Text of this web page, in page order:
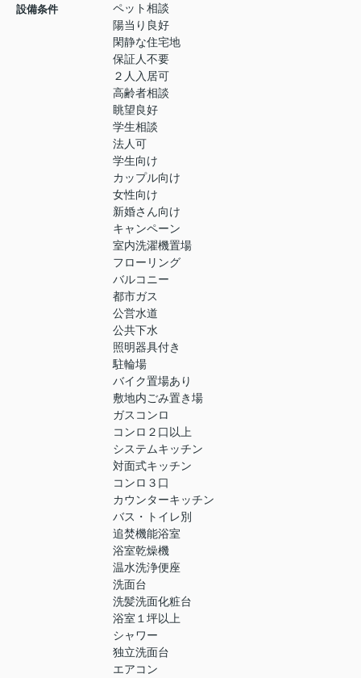
設備条件
ペット相談
陽当り良好
閑静な住宅地
保証人不要
２人入居可
高齢者相談
眺望良好
学生相談
法人可
学生向け
カップル向け
女性向け
新婚さん向け
キャンペーン
室内洗濯機置場
フローリング
バルコニー
都市ガス
公営水道
公共下水
照明器具付き
駐輪場
バイク置場あり
敷地内ごみ置き場
ガスコンロ
コンロ２口以上
システムキッチン
対面式キッチン
コンロ３口
カウンターキッチン
バス・トイレ別
追焚機能浴室
浴室乾燥機
温水洗浄便座
洗面台
洗髪洗面化粧台
浴室１坪以上
シャワー
独立洗面台
エアコン